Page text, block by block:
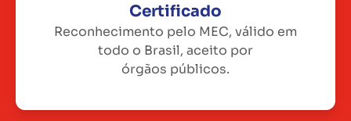
Certificado
Reconhecimento pelo MEC, válido em
todo o Brasil, aceito por
órgãos públicos.